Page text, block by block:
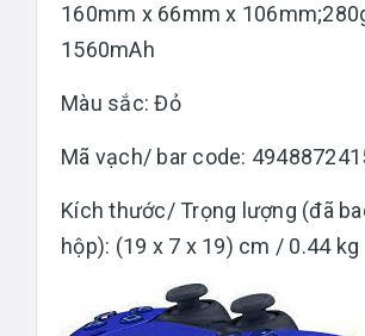
160mm x 66mm x
1560mAh
Màu sắc: Đỏ
Mã vạch/ bar code:
Kích thước/ Trọng lượng (đã
hộp): (19 x 7 x 19) cm / 0.44 kg